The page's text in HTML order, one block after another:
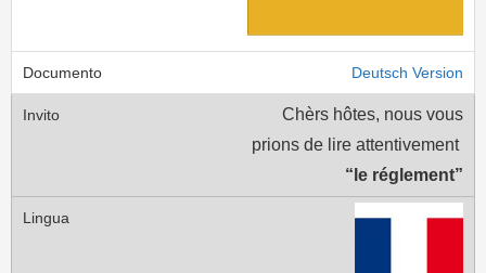
Deutsch Version
Chèrs hôtes, nous vous
prions de lire attentivement
“le réglement”